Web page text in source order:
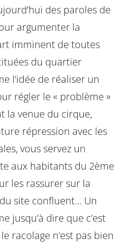
des paroles de
argumenter la
imminent de toutes
du quartier
l’idée de réaliser un
régler le « problème »
la venue du cirque,
répression avec les
vous servez un
aux habitants du 2ème
les rassurer sur la
site confluent… Un
jusqu’à dire que c’est
racolage n’est pas bien